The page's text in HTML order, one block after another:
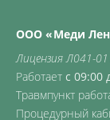
ООО «Меди
Лицензия Л041-
Работает с 09:00
Травмпункт
Процедурный